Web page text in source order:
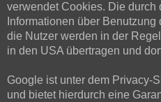
verwendet Cookies. Die durch
Informationen über
die Nutzer werden in der
in den USA übertragen und
Google ist unter dem Privacy-
und bietet hierdurch eine